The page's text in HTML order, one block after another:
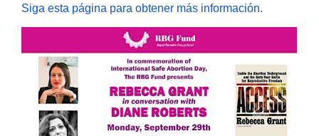
Siga esta página para obtener más información.